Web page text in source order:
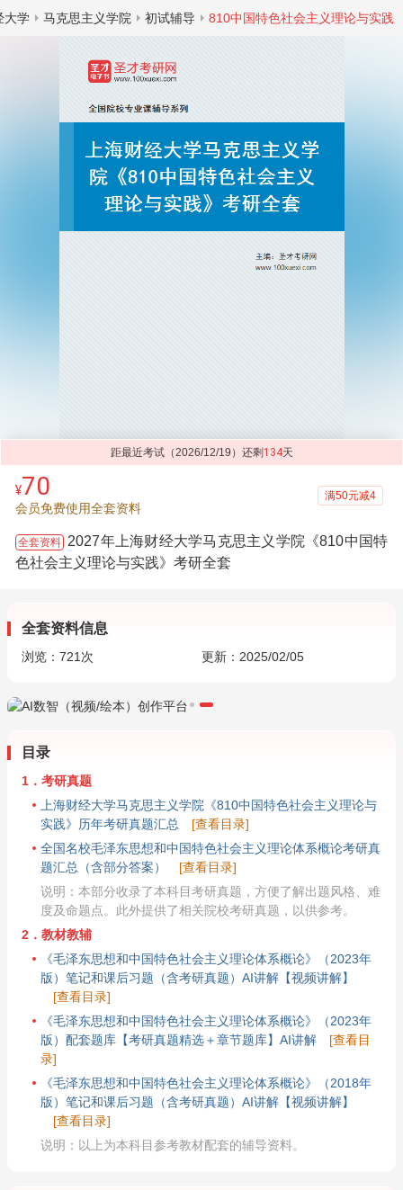
大学 马克思主义学院 初试辅导 810中国特色社会主义理论与实践
距最近考试（2026/12/19）还剩 134天
¥70
会员免费使用全套资料
满50元减4
全套资料 2027年上海财经大学马克思主义学院《810中国特
色社会主义理论与实践》考研全套
全套资料信息
浏览： 721 次 更新：2025/02/05
目录
1．考研真题
上海财经大学马克思主义学院《810中国特色社会主义理论与
实践》历年考研真题汇总
[查看目录]
全国名校毛泽东思想和中国特色社会主义理论体系概论考研真
题汇总（含部分答案）
[查看目录]
说明：本部分收录了本科目考研真题，方便了解出题风格、难
度及命题点。此外提供了相关院校考研真题，以供参考。
2．教材教辅
《毛泽东思想和中国特色社会主义理论体系概论》（2023年
版）笔记和课后习题（含考研真题）AI讲解【视频讲解】
[查看目录]
《毛泽东思想和中国特色社会主义理论体系概论》（2023年
版）配套题库【考研真题精选＋章节题库】AI讲解
[查看目
录]
《毛泽东思想和中国特色社会主义理论体系概论》（2018年
版）笔记和课后习题（含考研真题）AI讲解【视频讲解】
[查看目录]
说明：以上为本科目参考教材配套的辅导资料。